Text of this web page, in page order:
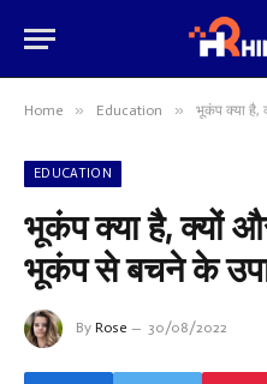
Home » Education » भूकंप क्या
EDUCATION
भूकंप क्या है, क्यों
भूकंप से बचने के
By Rose 30/08/2022